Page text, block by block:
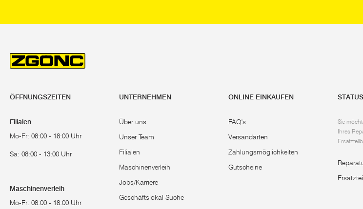
ÖFFNUNGSZEITEN
Filialen
Mo-Fr: 08:00 - 18:00 Uhr
Sa: 08:00 - 13:00 Uhr
Maschinenverleih
Mo-Fr: 08:00 - 18:00 Uhr
UNTERNEHMEN
Über uns
Unser Team
Filialen
Maschinenverleih
Jobs/Karriere
Geschäftslokal Suche
ONLINE EINKAUFEN
FAQ's
Versandarten
Zahlungsmöglichkeiten
Gutscheine
Sie
Ihres